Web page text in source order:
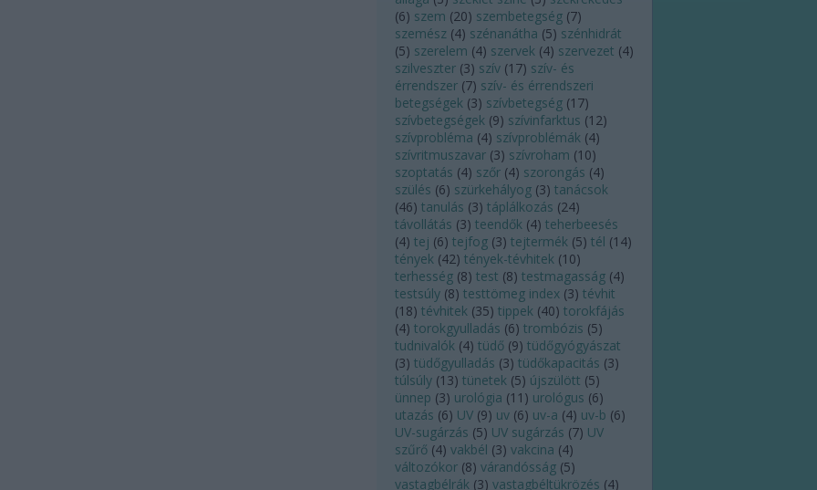
(6) szem (20) szembetegség (7)
szemész (4) szénanátha (5) szénhidrát
(5) szerelem (4) szervek (4) szervezet (4)
szilveszter (3) szív (17) szív- és
érrendszer (7) szív- és érrendszeri
betegségek (3) szívbetegség (17)
szívbetegségek (9) szívinfarktus (12)
szívprobléma (4) szívproblémák (4)
szívritmuszavar (3) szívroham (10)
szoptatás (4) szőr (4) szorongás (4)
szülés (6) szürkehályog (3) tanácsok
(46) tanulás (3) táplálkozás (24)
távollátás (3) teendők (4) teherbeesés
(4) tej (6) tejfog (3) tejtermék (5) tél (14)
tények (42) tények-tévhitek (10)
terhesség (8) test (8) testmagasság (4)
testsúly (8) testtömeg index (3) tévhit
(18) tévhitek (35) tippek (40) torokfájás
(4) torokgyulladás (6) trombózis (5)
tudnivalók (4) tüdő (9) tüdőgyógyászat
(3) tüdőgyulladás (3) tüdőkapacitás (3)
túlsúly (13) tünetek (5) újszülött (5)
ünnep (3) urológia (11 ) urológus (6)
utazás (6) UV (9) uv (6) uv-a (4) uv-b (6)
UV-sugárzás (5) UV sugárzás (7) UV
szűrő (4) vakbél (3) vakcina (4)
változókor (8) várandósság (5)
vastagbélrák (3) vastagbéltükrözés (4)